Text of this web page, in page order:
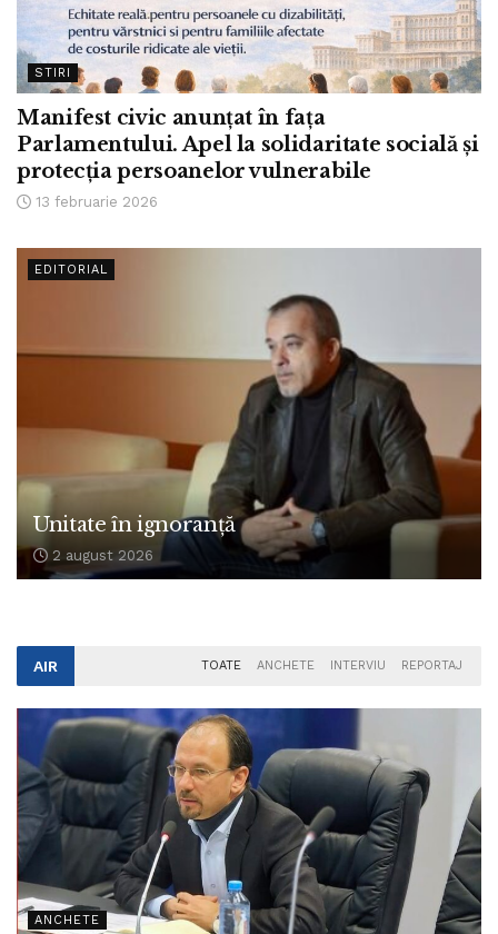
STIRI
Manifest civic anunțat în fața
Parlamentului. Apel la solidaritate socială și
protecția persoanelor vulnerabile
13 februarie 2026
EDITORIAL
Unitate în ignoranță
2 august 2026
AIR TOATE ANCHETE INTERVIU REPORTAJ
ANCHETE